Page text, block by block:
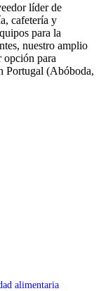
líder de
cafetería y
para la
nuestro amplio
opción para
Portugal (Abóboda,
alimentaria